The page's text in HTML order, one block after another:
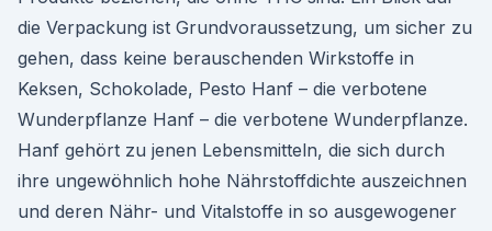
die Verpackung ist Grundvoraussetzung, um sicher zu
gehen, dass keine berauschenden Wirkstoffe in
Keksen, Schokolade, Pesto Hanf – die verbotene
Wunderpflanze Hanf – die verbotene Wunderpflanze.
Hanf gehört zu jenen Lebensmitteln, die sich durch
ihre ungewöhnlich hohe Nährstoffdichte auszeichnen
und deren Nähr- und Vitalstoffe in so ausgewogener